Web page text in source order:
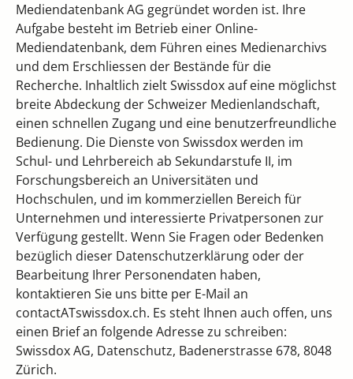
Mediendatenbank AG gegründet worden ist. Ihre
Aufgabe besteht im Betrieb einer Online-
Mediendatenbank, dem Führen eines Medienarchivs
und dem Erschliessen der Bestände für die
Recherche. Inhaltlich zielt Swissdox auf eine möglichst
breite Abdeckung der Schweizer Medienlandschaft,
einen schnellen Zugang und eine benutzerfreundliche
Bedienung. Die Dienste von Swissdox werden im
Schul- und Lehrbereich ab Sekundarstufe II, im
Forschungsbereich an Universitäten und
Hochschulen, und im kommerziellen Bereich für
Unternehmen und interessierte Privatpersonen zur
Verfügung gestellt. Wenn Sie Fragen oder Bedenken
bezüglich dieser Datenschutzerklärung oder der
Bearbeitung Ihrer Personendaten haben,
kontaktieren Sie uns bitte per E-Mail an
contactATswissdox.ch. Es steht Ihnen auch offen, uns
einen Brief an folgende Adresse zu schreiben:
Swissdox AG, Datenschutz, Badenerstrasse 678, 8048
Zürich.